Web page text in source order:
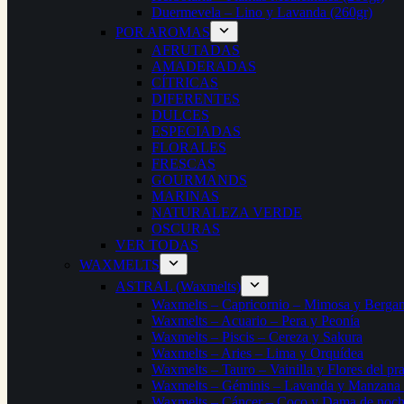
Duermevela – Lino y Lavanda (260gr)
POR AROMAS
AFRUTADAS
AMADERADAS
CÍTRICAS
DIFERENTES
DULCES
ESPECIADAS
FLORALES
FRESCAS
GOURMANDS
MARINAS
NATURALEZA VERDE
OSCURAS
VER TODAS
WAXMELTS
ASTRAL (Waxmelts)
Waxmelts – Capricornio – Mimosa y
Waxmelts – Acuario – Pera y Peonía
Waxmelts – Piscis – Cereza y Sakura
Waxmelts – Aries – Lima y Orquídea
Waxmelts – Tauro – Vainilla y Flores del
Waxmelts – Géminis – Lavanda y Manzana